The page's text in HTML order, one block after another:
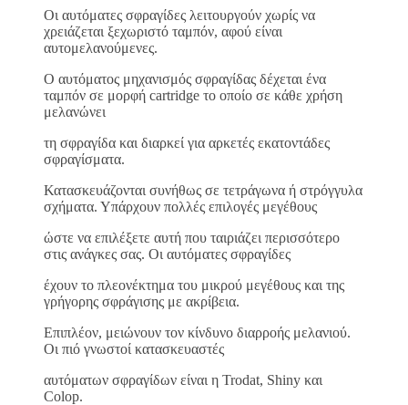
Οι αυτόματες σφραγίδες λειτουργούν χωρίς να
χρειάζεται ξεχωριστό ταμπόν, αφού είναι
αυτομελανούμενες.
Ο αυτόματος μηχανισμός σφραγίδας δέχεται ένα
ταμπόν σε μορφή cartridge το οποίο σε κάθε χρήση
μελανώνει
τη σφραγίδα και διαρκεί για αρκετές εκατοντάδες
σφραγίσματα.
Κατασκευάζονται συνήθως σε τετράγωνα ή στρόγγυλα
σχήματα. Υπάρχουν πολλές επιλογές μεγέθους
ώστε να επιλέξετε αυτή που ταιριάζει περισσότερο
στις ανάγκες σας. Οι αυτόματες σφραγίδες
έχουν το πλεονέκτημα του μικρού μεγέθους και της
γρήγορης σφράγισης με ακρίβεια.
Επιπλέον, μειώνουν τον κίνδυνο διαρροής μελανιού.
Οι πιό γνωστοί κατασκευαστές
αυτόματων σφραγίδων είναι η Trodat, Shiny και
Colop.